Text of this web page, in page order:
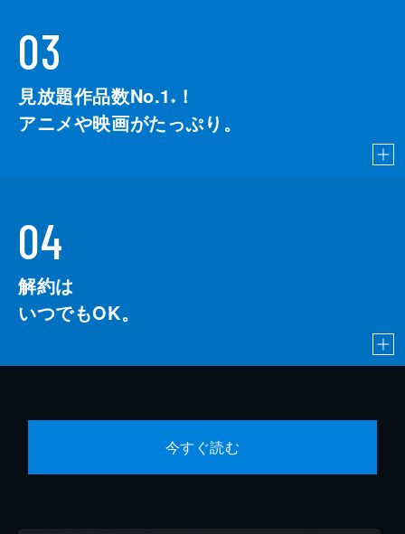
03
見放題作品数No.1 ※
！
アニメや映画がたっぷり。
04
解約は
いつでもOK。
今すぐ読む